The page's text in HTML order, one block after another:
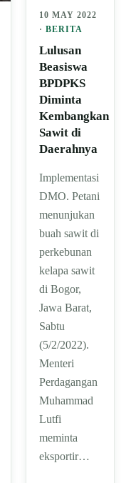
10 MAY 2022
· BERITA
Lulusan
Beasiswa
BPDPKS
Diminta
Kembangkan
Sawit di
Daerahnya
Implementasi
DMO. Petani
menunjukan
buah sawit di
perkebunan
kelapa sawit
di Bogor,
Jawa Barat,
Sabtu
(5/2/2022).
Menteri
Perdagangan
Muhammad
Lutfi
meminta
eksportir…